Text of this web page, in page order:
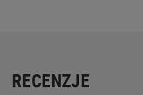
RECENZJE